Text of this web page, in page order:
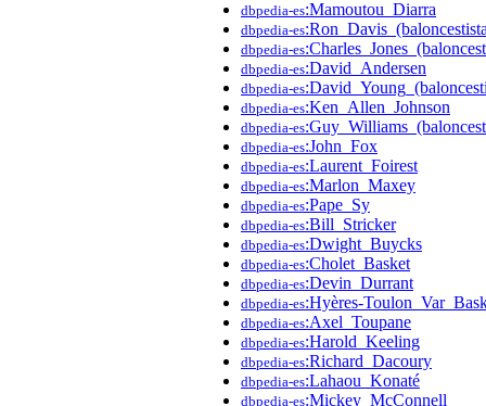
dbpedia-es:Mamoutou_Diarra
dbpedia-es
dbpedia-es
dbpedia-es:David_Andersen
dbpedia-es
dbpedia-es:Ken_Allen_Johnson
dbpedia-es
dbpedia-es:John_Fox
dbpedia-es:Laurent_Foirest
dbpedia-es:Marlon_Maxey
dbpedia-es:Pape_Sy
dbpedia-es:Bill_Stricker
dbpedia-es:Dwight_Buycks
dbpedia-es:Cholet_Basket
dbpedia-es:Devin_Durrant
dbpedia-es:Hyères-
dbpedia-es:Axel_Toupane
dbpedia-es:Harold_Keeling
dbpedia-es:Richard_Dacoury
dbpedia-es:Lahaou_Konaté
dbpedia-es:Mickey_McConnell